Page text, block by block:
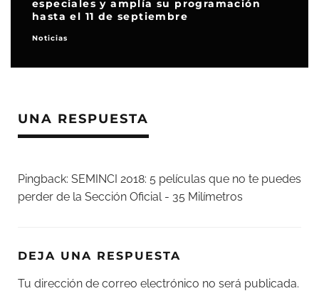
especiales y amplía su programación
hasta el 11 de septiembre
Noticias
UNA RESPUESTA
Pingback: SEMINCI 2018: 5 películas que no te puedes
perder de la Sección Oficial - 35 Milímetros
DEJA UNA RESPUESTA
Tu dirección de correo electrónico no será publicada.